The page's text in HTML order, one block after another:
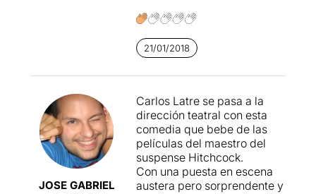
21/01/2018
JOSE GABRIEL
Carlos Latre se pasa a la
dirección teatral con esta
comedia que bebe de las
películas del maestro del
suspense Hitchcock.
Con una puesta en escena
austera pero sorprendente y